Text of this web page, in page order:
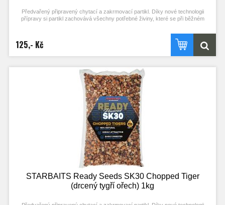
Předvařený připravený chytací a zakrmovací partikl. Díky nové technologii
přípravy si partikl zachovává všechny potřebné živiny, které se při běžném
připravuje individuální metodou pro zachování jejich maximální atraktivity.
Nerozpouští PVA! Typ partiklu: KUKUŘICE Příchuť: SK30 (stejné složení příchuti
125,- Kč
STARBAITS Ready Seeds SK30 Chopped Tiger
(drcený tygří ořech) 1kg